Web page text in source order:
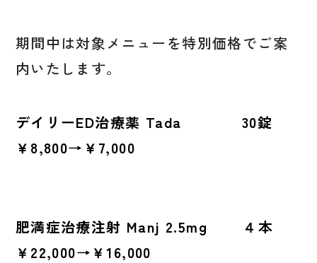
期間中は対象メニューを特別価格でご案
内いたします。
デイリーED治療薬 Tada 30錠
￥8,800→￥7,000
肥満症治療注射 Manj 2.5mg ４本
￥22,000→￥16,000